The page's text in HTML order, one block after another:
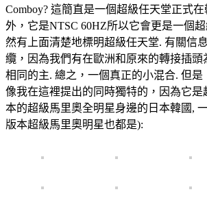
Comboy? 這簡直是一個超級任天堂正式
外，它是NTSC 60HZ所以它會更是一個超
然有上面清楚地標明超級任天堂. 有關信
纜，因為我們有在歐洲和原來的轉接插頭
相同的主. 總之，一個真正的小混合. 但是
像我在這裡提出的同時獨特的，因為它是
本的超級馬里奧全明星身邊的日本韓國,
版本超級馬里奧明星也都是):